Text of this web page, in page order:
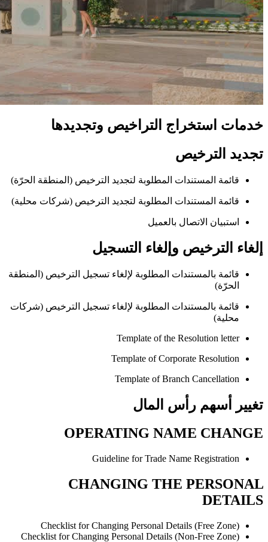
خدمات استخراج التراخيص وتجديدها
تجديد الترخيص
قائمة المستندات المطلوبة لتجديد الترخيص (المنطقة الحرّة)
قائمة المستندات المطلوبة لتجديد الترخيص (شركات محلية)
استبيان الاتصال بالعميل
إلغاء الترخيص وإلغاء التسجيل
قائمة بالمستندات المطلوبة لإلغاء تسجيل الترخيص (المنطقة
الحرّة)
قائمة بالمستندات المطلوبة لإلغاء تسجيل الترخيص (شركات
محلية)
Template of the Resolution letter
Template of Corporate Resolution
Template of Branch Cancellation
تغيير أسهم رأس المال
OPERATING NAME CHANGE
Guideline for Trade Name Registration
CHANGING THE PERSONAL
DETAILS
Checklist for Changing Personal Details (Free Zone)
Checklist for Changing Personal Details (Non-Free Zone)